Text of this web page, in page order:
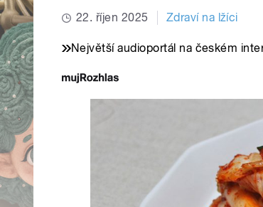
22. říjen 2025 Zdraví na lžíci
Největší audioportál na českém